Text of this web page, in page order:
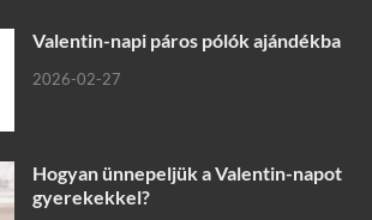
Valentin-napi páros pólók ajándékba
2026-02-27
Hogyan ünnepeljük a Valentin-napot
gyerekekkel?